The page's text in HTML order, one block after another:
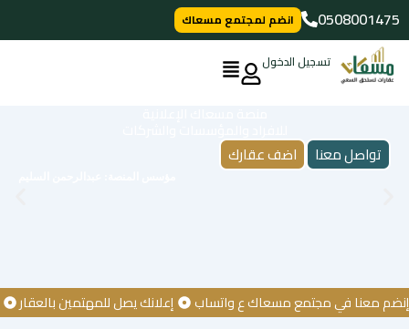
تخطي
إلى
المحتوى
0508001475
انضم لمجتمع مسعاك
تسجيل الدخول
تواصل معنا اضف عقارك
معنا في مجتمع مسعاك ع واتساب إعلانك يصل للمهتمين بالعقار كن